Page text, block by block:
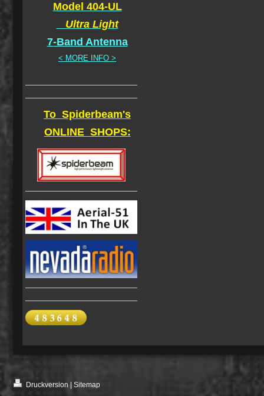
Model 404-UL
Ultra Light
7-Band Antenna
< MORE INFO >
To Spiderbeam's
ONLINE SHOPS:
Druckversion Sitemap